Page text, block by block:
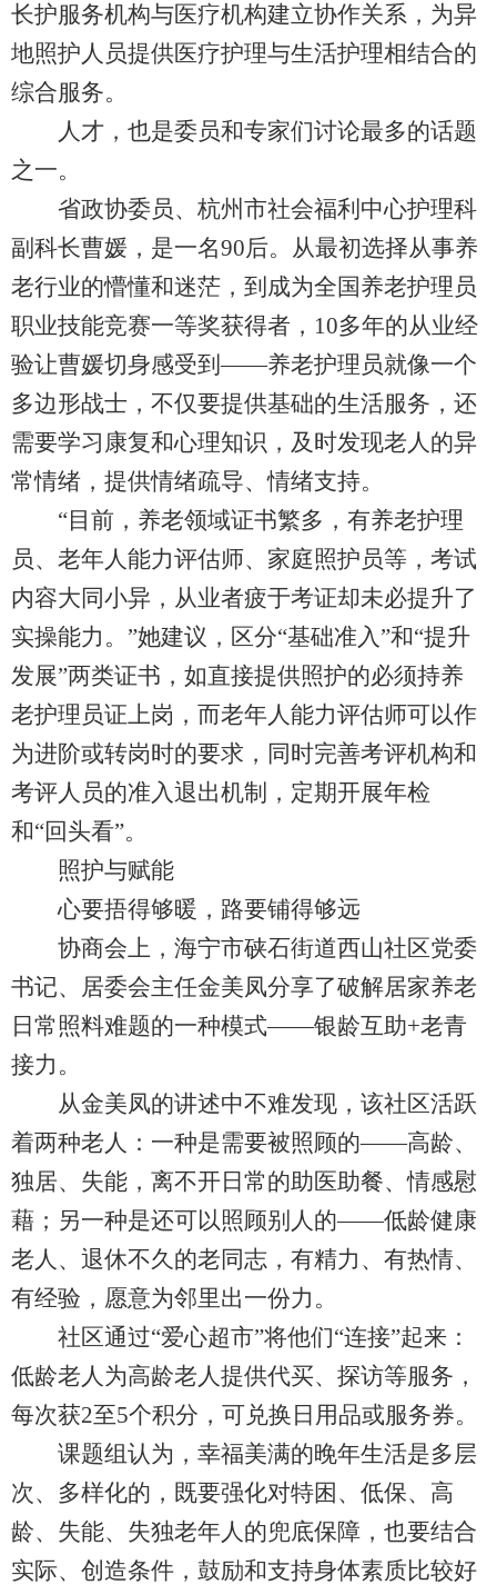
长护服务机构与医疗机构建立协作关系，为异
地照护人员提供医疗护理与生活护理相结合的
综合服务。
人才，也是委员和专家们讨论最多的话题
之一。
省政协委员、杭州市社会福利中心护理科
副科长曹媛，是一名90后。从最初选择从事养
老行业的懵懂和迷茫，到成为全国养老护理员
职业技能竞赛一等奖获得者，10多年的从业经
验让曹媛切身感受到——养老护理员就像一个
多边形战士，不仅要提供基础的生活服务，还
需要学习康复和心理知识，及时发现老人的异
常情绪，提供情绪疏导、情绪支持。
“目前，养老领域证书繁多，有养老护理
员、老年人能力评估师、家庭照护员等，考试
内容大同小异，从业者疲于考证却未必提升了
实操能力。”她建议，区分“基础准入”和“提升
发展”两类证书，如直接提供照护的必须持养
老护理员证上岗，而老年人能力评估师可以作
为进阶或转岗时的要求，同时完善考评机构和
考评人员的准入退出机制，定期开展年检
和“回头看”。
照护与赋能
心要捂得够暖，路要铺得够远
协商会上，海宁市硖石街道西山社区党委
书记、居委会主任金美凤分享了破解居家养老
日常照料难题的一种模式——银龄互助+老青
接力。
从金美凤的讲述中不难发现，该社区活跃
着两种老人：一种是需要被照顾的——高龄、
独居、失能，离不开日常的助医助餐、情感慰
藉；另一种是还可以照顾别人的——低龄健康
老人、退休不久的老同志，有精力、有热情、
有经验，愿意为邻里出一份力。
社区通过“爱心超市”将他们“连接”起来：
低龄老人为高龄老人提供代买、探访等服务，
每次获2至5个积分，可兑换日用品或服务券。
课题组认为，幸福美满的晚年生活是多层
次、多样化的，既要强化对特困、低保、高
龄、失能、失独老年人的兜底保障，也要结合
实际、创造条件，鼓励和支持身体素质比较好